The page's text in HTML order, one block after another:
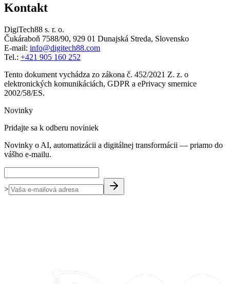
Kontakt
DigiTech88 s. r. o.
Čukáraboň 7588/90, 929 01 Dunajská Streda, Slovensko
E-mail: info@digitech88.com
Tel.: +421 905 160 252
Tento dokument vychádza zo zákona č. 452/2021 Z. z. o
elektronických komunikáciách, GDPR a ePrivacy smernice
2002/58/ES.
Novinky
Pridajte sa k odberu noviniek
Novinky o AI, automatizácii a digitálnej transformácii — priamo do
vášho e-mailu.
>